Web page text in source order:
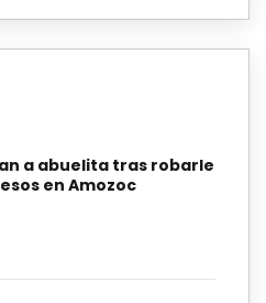
a abuelita tras robarle
en Amozoc